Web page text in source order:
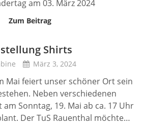
am 03. März 2024
Zum Beitrag
Shirts
März 3, 2024
Mai feiert unser schöner Ort sein
Neben verschiedenen
Sonntag, 19. Mai ab ca. 17 Uhr
Der TuS Rauenthal möchte…